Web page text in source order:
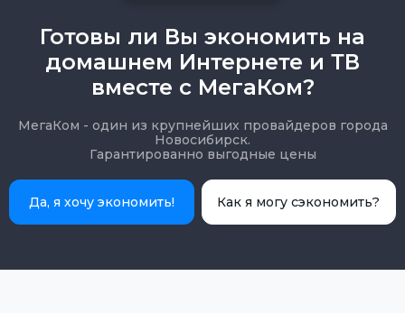
Готовы ли Вы экономить на
домашнем Интернете и ТВ
вместе с МегаКом?
МегаКом - один из крупнейших провайдеров города
Новосибирск.
Гарантированно выгодные цены
Да, я хочу экономить! Как я могу сэкономить?